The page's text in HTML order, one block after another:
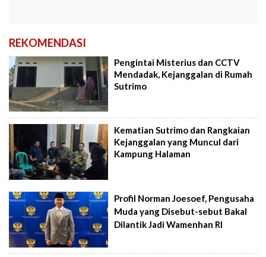
REKOMENDASI
Pengintai Misterius dan CCTV
Mendadak, Kejanggalan di Rumah
Sutrimo
Kematian Sutrimo dan Rangkaian
Kejanggalan yang Muncul dari
Kampung Halaman
Profil Norman Joesoef, Pengusaha
Muda yang Disebut-sebut Bakal
Dilantik Jadi Wamenhan RI